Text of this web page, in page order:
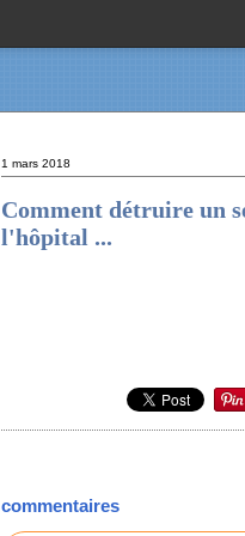
1 mars 2018
Comment détruire un
l'hôpital ...
commentaires